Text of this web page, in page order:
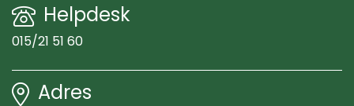
Helpdesk
015/21 51 60
Adres